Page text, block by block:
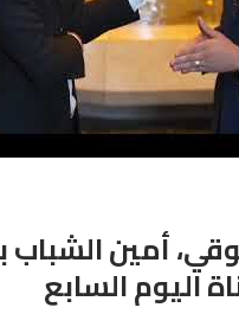
أمين الشباب
اليوم السابع